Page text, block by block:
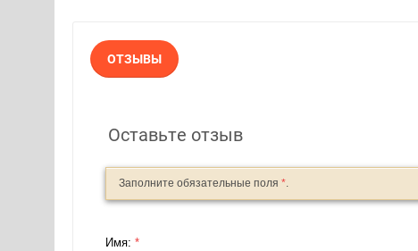
ОТЗЫВЫ
Оставьте отзыв
Заполните обязательные поля *.
Имя: *